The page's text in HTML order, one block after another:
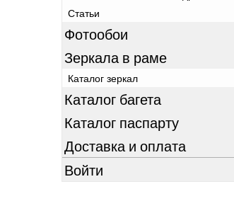
Статьи
Фотообои
Зеркала в раме
Каталог зеркал
Каталог багета
Каталог паспарту
Доставка и оплата
Войти